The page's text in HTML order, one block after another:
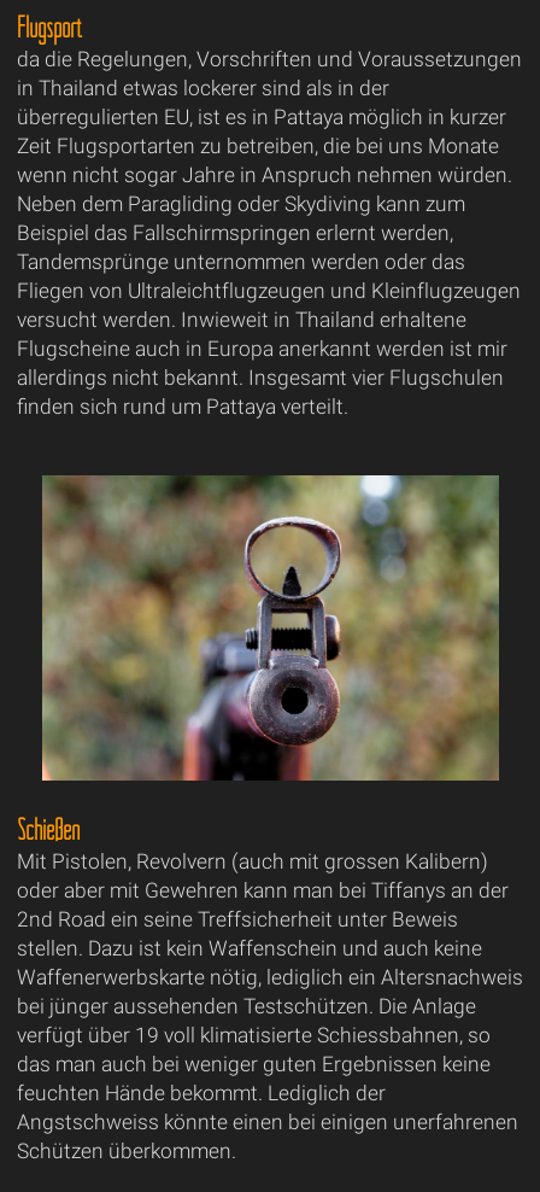
Flugsport
da die Regelungen, Vorschriften und Voraussetzungen
in Thailand etwas lockerer sind als in der
überregulierten EU, ist es in Pattaya möglich in kurzer
Zeit Flugsportarten zu betreiben, die bei uns Monate
wenn nicht sogar Jahre in Anspruch nehmen würden.
Neben dem Paragliding oder Skydiving kann zum
Beispiel das Fallschirmspringen erlernt werden,
Tandemsprünge unternommen werden oder das
Fliegen von Ultraleichtflugzeugen und Kleinflugzeugen
versucht werden. Inwieweit in Thailand erhaltene
Flugscheine auch in Europa anerkannt werden ist mir
allerdings nicht bekannt. Insgesamt vier Flugschulen
finden sich rund um Pattaya verteilt.
Schießen
Mit Pistolen, Revolvern (auch mit grossen Kalibern)
oder aber mit Gewehren kann man bei Tiffanys an der
2nd Road ein seine Treffsicherheit unter Beweis
stellen. Dazu ist kein Waffenschein und auch keine
Waffenerwerbskarte nötig, lediglich ein Altersnachweis
bei jünger aussehenden Testschützen. Die Anlage
verfügt über 19 voll klimatisierte Schiessbahnen, so
das man auch bei weniger guten Ergebnissen keine
feuchten Hände bekommt. Lediglich der
Angstschweiss könnte einen bei einigen unerfahrenen
Schützen überkommen.